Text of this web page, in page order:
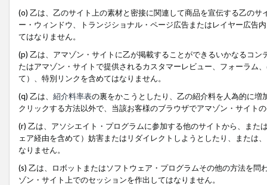
(o) 乙は、乙のサイト上の素材と密接に関連して商品を宣伝する乙の
ー・ウィンドウ、トランジショナル・ページ広告またはレイヤー広告
てはなりません。
(p) 乙は、アマゾン・サイトに乙が掲載することができるいかなるコ
たはアマゾン・サイトで提供されるカスタマーレビュー、フォーラム
て）、特別リンクを含めてはなりません。
(q) 乙は、 紹介料率表の裏をかこうとしたり、乙の紹介料を人為的に
クリックする方法以外で、当該お客様のブラウザでアマゾン・サイト
(r) 乙は、アソシエイト・プログラムに参加する他のサイトから、ま
ェア経由を含めて）妨害またはリダイレクトしようとしたり、または
なりません。
(s) 乙は、ロボットまたはソフトウェア・プログラムその他の方法を
ゾン・サイト上でのセッションを作出してはなりません。